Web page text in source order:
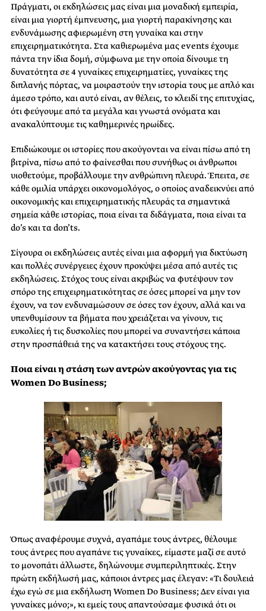
Πράγματι, οι εκδηλώσεις μας είναι μια μοναδική εμπειρία,
είναι μια γιορτή έμπνευσης, μια γιορτή παρακίνησης και
ενδυνάμωσης αφιερωμένη στη γυναίκα και στην
επιχειρηματικότητα. Στα καθιερωμένα μας events έχουμε
πάντα την ίδια δομή, σύμφωνα με την οποία δίνουμε τη
δυνατότητα σε 4 γυναίκες επιχειρηματίες, γυναίκες της
διπλανής πόρτας, να μοιραστούν την ιστορία τους με απλό και
άμεσο τρόπο, και αυτό είναι, αν θέλεις, το κλειδί της επιτυχίας,
ότι φεύγουμε από τα μεγάλα και γνωστά ονόματα και
ανακαλύπτουμε τις καθημερινές ηρωίδες.
Επιδιώκουμε οι ιστορίες που ακούγονται να είναι πίσω από τη
βιτρίνα, πίσω από το φαίνεσθαι που συνήθως οι άνθρωποι
υιοθετούμε, προβάλλουμε την ανθρώπινη πλευρά. Έπειτα, σε
κάθε ομιλία υπάρχει οικονομολόγος, ο οποίος αναδεικνύει από
οικονομικής και επιχειρηματικής πλευράς τα σημαντικά
σημεία κάθε ιστορίας, ποια είναι τα διδάγματα, ποια είναι τα
do’s και τα don’ts.
Σίγουρα οι εκδηλώσεις αυτές είναι μια αφορμή για δικτύωση
και πολλές συνέργειες έχουν προκύψει μέσα από αυτές τις
εκδηλώσεις. Στόχος τους είναι ακριβώς να φυτέψουν τον
σπόρο της επιχειρηματικότητας σε όσες μπορεί να μην τον
έχουν, να τον ενδυναμώσουν σε όσες τον έχουν, αλλά και να
υπενθυμίσουν τα βήματα που χρειάζεται να γίνουν, τις
ευκολίες ή τις δυσκολίες που μπορεί να συναντήσει κάποια
στην προσπάθειά της να κατακτήσει τους στόχους της.
Ποια είναι η στάση των αντρών ακούγοντας για τις
Women Do Business;
Όπως αναφέρουμε συχνά, αγαπάμε τους άντρες, θέλουμε
τους άντρες που αγαπάνε τις γυναίκες, είμαστε μαζί σε αυτό
το μονοπάτι άλλωστε, δηλώνουμε συμπεριληπτικές. Στην
πρώτη εκδήλωσή μας, κάποιοι άντρες μας έλεγαν: «Τι δουλειά
έχω εγώ σε μια εκδήλωση Women Do Business; Δεν είναι για
γυναίκες μόνο;», κι εμείς τους απαντούσαμε φυσικά ότι οι